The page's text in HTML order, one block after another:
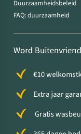
Duurzaamheidsbeleid
FAQ: duurzaamheid
Word Buitenvriend
€10
Extra jaar
Gratis